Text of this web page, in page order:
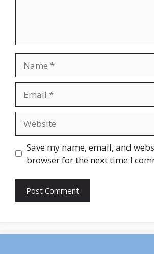
Save my name, email, and
browser for the next time I